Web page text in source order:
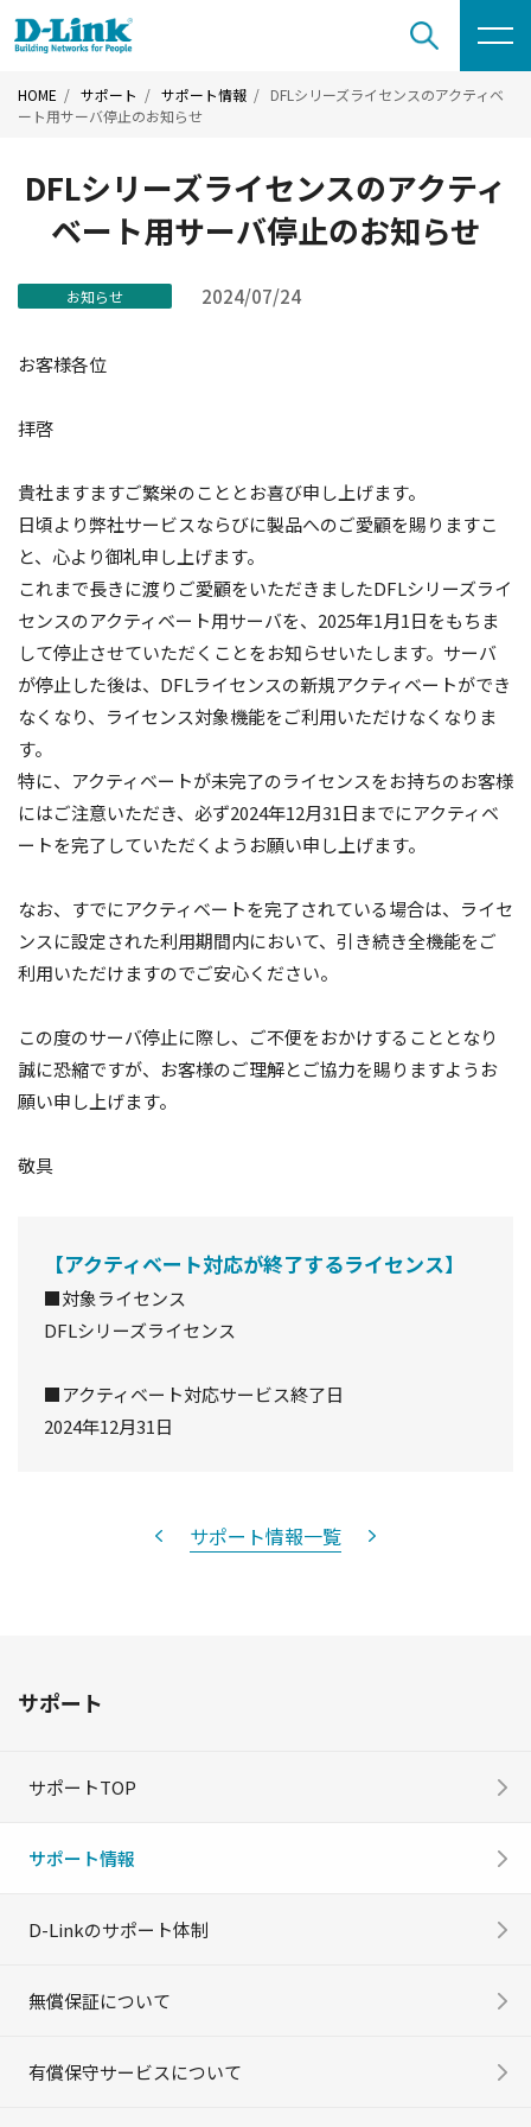
HOME サポート サポート情報
DFLシリーズライセンスのアクティベ
ート用サーバ停止のお知らせ
DFLシリーズライセンスのアクティ
ベート用サーバ停止のお知らせ
お知らせ 2024/07/24
お客様各位
拝啓
貴社ますますご繁栄のこととお喜び申し上げます。
日頃より弊社サービスならびに製品へのご愛顧を賜りますこ
と、心より御礼申し上げます。
これまで長きに渡りご愛顧をいただきましたDFLシリーズライ
センスのアクティベート用サーバを、2025年1月1日をもちま
して停止させていただくことをお知らせいたします。サーバ
が停止した後は、DFLライセンスの新規アクティベートができ
なくなり、ライセンス対象機能をご利用いただけなくなりま
す。
特に、アクティベートが未完了のライセンスをお持ちのお客様
にはご注意いただき、必ず2024年12月31日までにアクティベ
ートを完了していただくようお願い申し上げます。
なお、すでにアクティベートを完了されている場合は、ライセ
ンスに設定された利用期間内において、引き続き全機能をご
利用いただけますのでご安心ください。
この度のサーバ停止に際し、ご不便をおかけすることとなり
誠に恐縮ですが、お客様のご理解とご協力を賜りますようお
願い申し上げます。
敬具
【アクティベート対応が終了するライセンス】
■対象ライセンス
DFLシリーズライセンス
■アクティベート対応サービス終了日
2024年12月31日
サポート情報一覧
サポート
サポートTOP
サポート情報
D-Linkのサポート体制
無償保証について
有償保守サービスについて